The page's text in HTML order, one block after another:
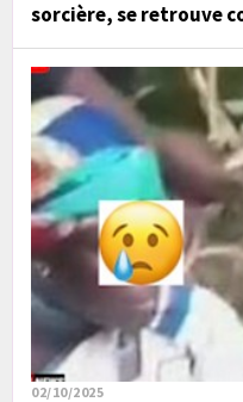
sorcière, se retrouve
02/10/2025